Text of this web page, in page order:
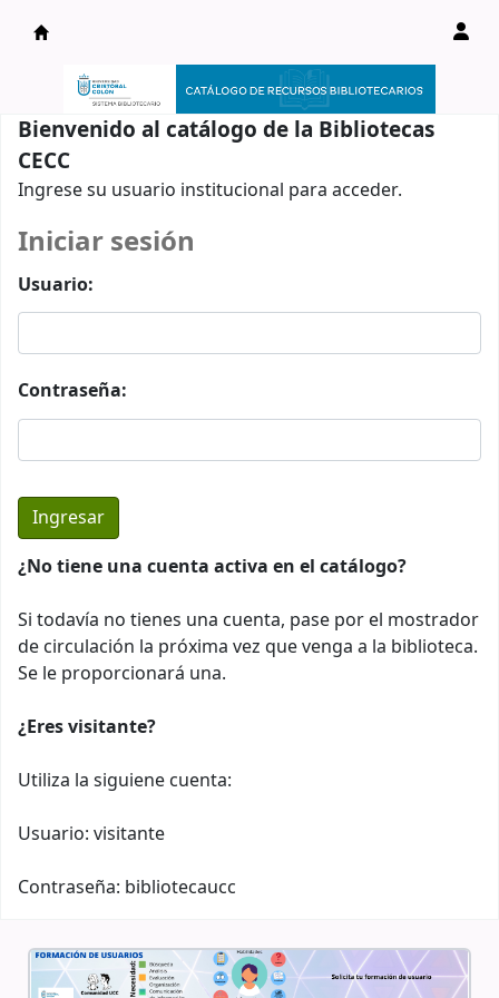
Catálogo en línea
Bienvenido al catálogo de la Bibliotecas
CECC
Ingrese su usuario institucional para acceder.
Iniciar sesión
Usuario:
Contraseña:
¿No tiene una cuenta activa en el catálogo?
Si todavía no tienes una cuenta, pase por el mostrador
de circulación la próxima vez que venga a la biblioteca.
Se le proporcionará una.
¿Eres visitante?
Utiliza la siguiene cuenta:
Usuario: visitante
Contraseña: bibliotecaucc